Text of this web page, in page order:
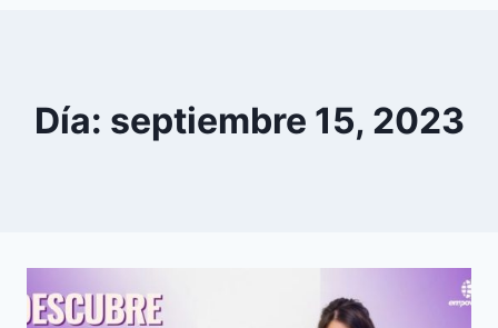
Día: septiembre 15, 2023